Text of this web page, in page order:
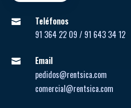

Teléfonos
91 364 22 09 / 91 643 34 12

Email
pedidos@rentsica.com
comercial@rentsica.com